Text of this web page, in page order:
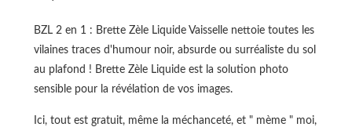
BZL 2 en 1 : Brette Zèle Liquide Vaisselle nettoie toutes les
vilaines traces d'humour noir, absurde ou surréaliste du sol
au plafond ! Brette Zèle Liquide est la solution photo
sensible pour la révélation de vos images.
Ici, tout est gratuit, même la méchanceté, et " mème " moi,